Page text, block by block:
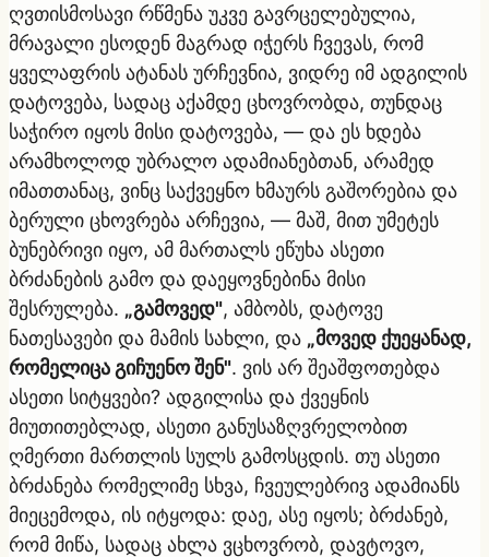
ღვთისმოსავი რწმენა უკვე გავრცელებულია,
მრავალი ესოდენ მაგრად იჭერს ჩვევას, რომ
ყველაფრის ატანას ურჩევნია, ვიდრე იმ ადგილის
დატოვება, სადაც აქამდე ცხოვრობდა, თუნდაც
საჭირო იყოს მისი დატოვება, — და ეს ხდება
არამხოლოდ უბრალო ადამიანებთან, არამედ
იმათთანაც, ვინც საქვეყნო ხმაურს გაშორებია და
ბერული ცხოვრება არჩევია, — მაშ, მით უმეტეს
ბუნებრივი იყო, ამ მართალს ეწუხა ასეთი
ბრძანების გამო და დაეყოვნებინა მისი
შესრულება. „გამოვედ", ამბობს, დატოვე
ნათესავები და მამის სახლი, და „მოვედ ქუეყანად,
რომელიცა გიჩუენო შენ". ვის არ შეაშფოთებდა
ასეთი სიტყვები? ადგილისა და ქვეყნის
მიუთითებლად, ასეთი განუსაზღვრელობით
ღმერთი მართლის სულს გამოსცდის. თუ ასეთი
ბრძანება რომელიმე სხვა, ჩვეულებრივ ადამიანს
მიეცემოდა, ის იტყოდა: დაე, ასე იყოს; ბრძანებ,
რომ მიწა, სადაც ახლა ვცხოვრობ, დავტოვო,